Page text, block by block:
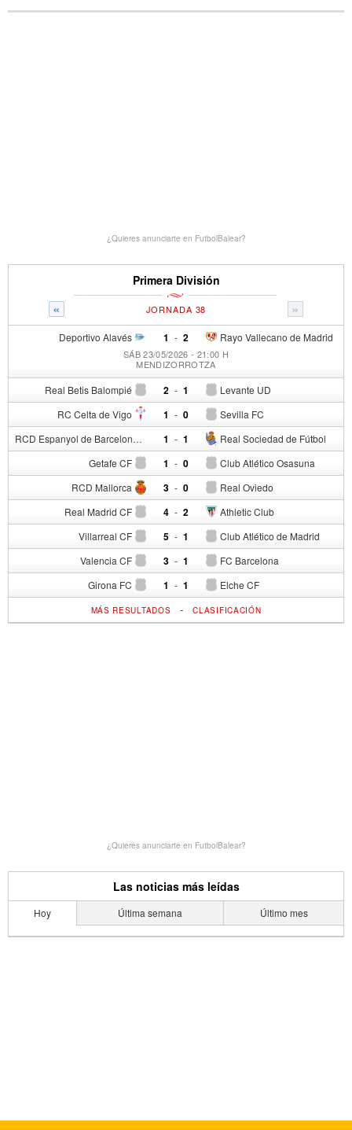
¿Quieres anunciarte en FutbolBalear?
Primera División
« »
JORNADA 38
Deportivo Alavés 1 - Rayo Vallecano de Madrid
2
SÁB 23/05/2026 - 21:00 H
MENDIZORROTZA
Real Betis Balompié 2 - Levante UD
1
RC Celta de Vigo 1 - Sevilla FC
0
RCD Espanyol de Barcelona 1 - Real Sociedad de Fútbol
1
Getafe CF 1 - Club Atlético Osasuna
0
RCD Mallorca 3 - Real Oviedo
0
Real Madrid CF 4 - Athletic Club
2
Villarreal CF 5 - Club Atlético de Madrid
1
Valencia CF 3 - FC Barcelona
1
Girona FC 1 - Elche CF
1
MÁS RESULTADOS -CLASIFICACIÓN
¿Quieres anunciarte en FutbolBalear?
Las noticias más leídas
Hoy Última semana Último mes